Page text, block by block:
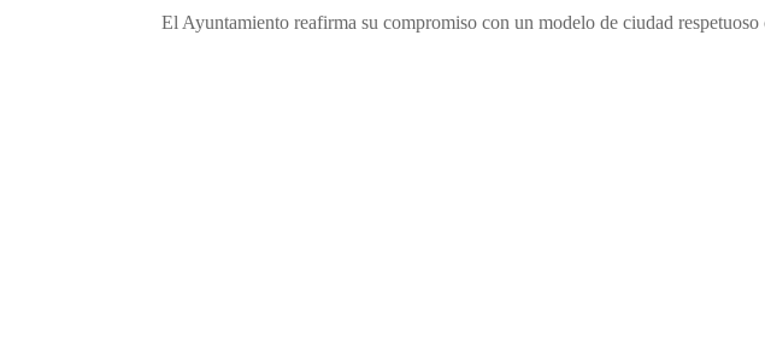
El Ayuntamiento reafirma su compromiso con un modelo de ciudad